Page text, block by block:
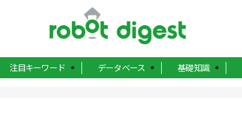
注目キーワード データベース 基礎知識